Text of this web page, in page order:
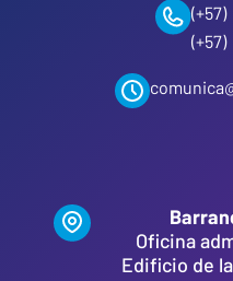
(+57)
(+57)
Oficina
Edificio de